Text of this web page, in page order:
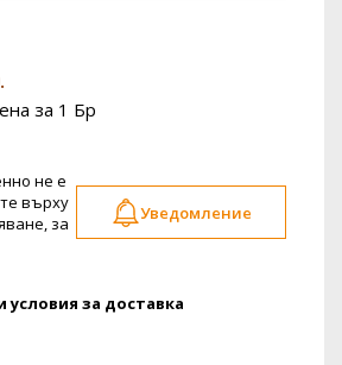
за 1 Бр
не е
върху
за
Уведомление
условия за доставка